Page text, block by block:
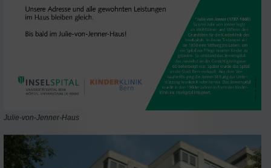
Julie-von-Jenner-Haus